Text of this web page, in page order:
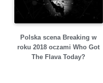
Polska scena Breaking w
roku 2018 oczami Who Got
The Flava Today?